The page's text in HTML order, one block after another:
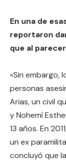
En una de
reportaron
que al
«Sin embargo,
personas
Arias, un civil
y Nohemí
13 años. En
un ex
concluyó que